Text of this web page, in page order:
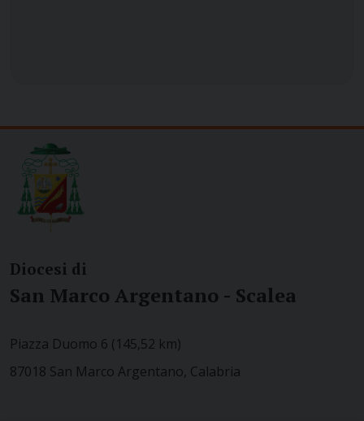
Diocesi di
San Marco Argentano - Scalea
Piazza Duomo 6 (145,52 km)
87018 San Marco Argentano, Calabria